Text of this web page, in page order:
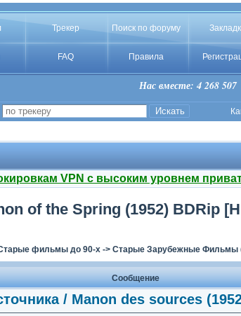
Трекер Поиск по форуму
FAQ Правила
Нас вместе: 4 268 507
VPN с высоким уровнем
of the Spring (1952) BDRip
фильмы до 90-х-> Старые Зарубежные Фильмы
Сообщение
/ Manon des sources